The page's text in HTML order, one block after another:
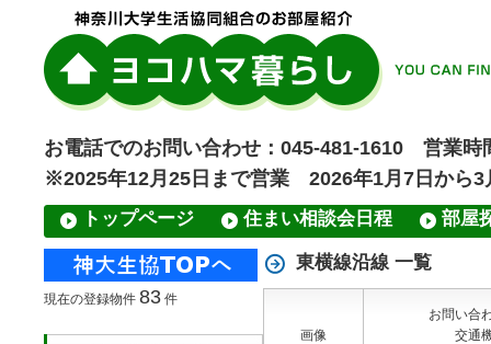
お電話でのお問い合わせ：045-481-1610 営
※2025年12月25日まで営業 2026年1月7日から
トップページ 住まい相談会日程 部屋
東横線沿線 一覧
画像
お問い合
交通
現在の登録物件 83 件